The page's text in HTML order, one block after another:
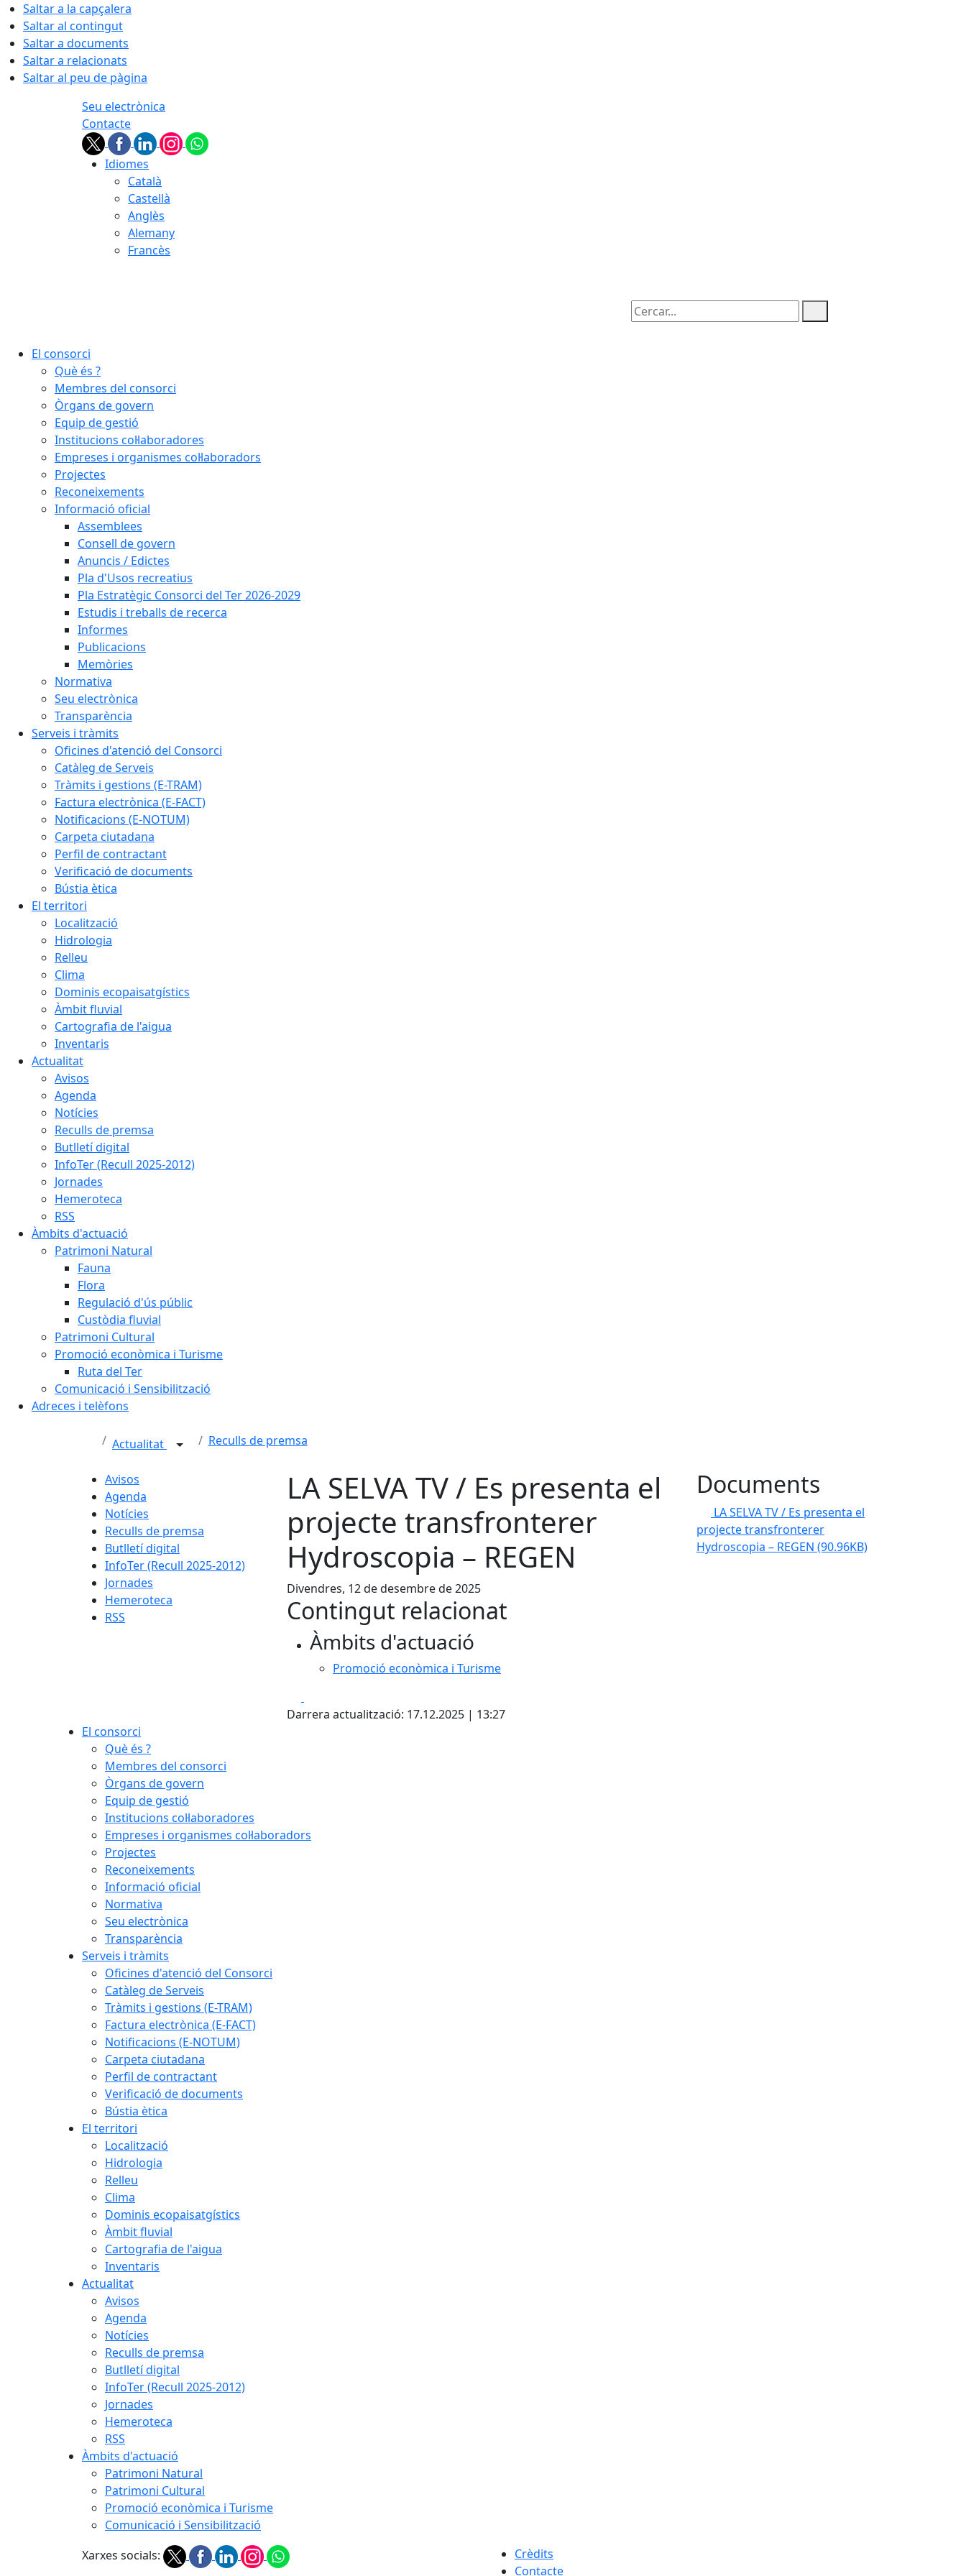
Saltar a la capçalera
Saltar al contingut
Saltar a documents
Saltar a relacionats
Saltar al peu de pàgina
Seu electrònica
Contacte
Idiomes
Català
Castellà
Anglès
Alemany
Francès
Cercar:
El consorci
Què és ?
Membres del consorci
Òrgans de govern
Equip de gestió
Institucions col·laboradores
Empreses i organismes col·laboradors
Projectes
Reconeixements
Informació oficial
Assemblees
Consell de govern
Anuncis / Edictes
Pla d'Usos recreatius
Pla Estratègic Consorci del Ter 2026-2029
Estudis i treballs de recerca
Informes
Publicacions
Memòries
Normativa
Seu electrònica
Transparència
Serveis i tràmits
Oficines d'atenció del Consorci
Catàleg de Serveis
Tràmits i gestions (E-TRAM)
Factura electrònica (E-FACT)
Notificacions (E-NOTUM)
Carpeta ciutadana
Perfil de contractant
Verificació de documents
Bústia ètica
El territori
Localització
Hidrologia
Relleu
Clima
Dominis ecopaisatgístics
Àmbit fluvial
Cartografia de l'aigua
Inventaris
Actualitat
Avisos
Agenda
Notícies
Reculls de premsa
Butlletí digital
InfoTer (Recull 2025-2012)
Jornades
Hemeroteca
RSS
Àmbits d'actuació
Patrimoni Natural
Fauna
Flora
Regulació d'ús públic
Custòdia fluvial
Patrimoni Cultural
Promoció econòmica i Turisme
Ruta del Ter
Comunicació i Sensibilització
Adreces i telèfons
Actualitat Reculls de premsa
Avisos
Agenda
Notícies
Reculls de premsa
Butlletí digital
InfoTer (Recull 2025-2012)
Jornades
Hemeroteca
RSS
LA SELVA TV / Es presenta el
projecte transfronterer
Hydroscopia – REGEN
Divendres, 12 de desembre de 2025
Contingut relacionat
Àmbits d'actuació
Promoció econòmica i Turisme
Darrera actualització: 17.12.2025 | 13:27
Documents
LA SELVA TV / Es presenta el
projecte transfronterer
Hydroscopia – REGEN (90.96KB)
El consorci
Què és ?
Membres del consorci
Òrgans de govern
Equip de gestió
Institucions col·laboradores
Empreses i organismes col·laboradors
Projectes
Reconeixements
Informació oficial
Normativa
Seu electrònica
Transparència
Serveis i tràmits
Oficines d'atenció del Consorci
Catàleg de Serveis
Tràmits i gestions (E-TRAM)
Factura electrònica (E-FACT)
Notificacions (E-NOTUM)
Carpeta ciutadana
Perfil de contractant
Verificació de documents
Bústia ètica
El territori
Localització
Hidrologia
Relleu
Clima
Dominis ecopaisatgístics
Àmbit fluvial
Cartografia de l'aigua
Inventaris
Actualitat
Avisos
Agenda
Notícies
Reculls de premsa
Butlletí digital
InfoTer (Recull 2025-2012)
Jornades
Hemeroteca
RSS
Àmbits d'actuació
Patrimoni Natural
Patrimoni Cultural
Promoció econòmica i Turisme
Comunicació i Sensibilització
Xarxes socials:
Crèdits
Contacte